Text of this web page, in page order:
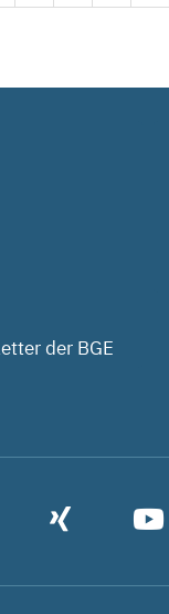
der BGE